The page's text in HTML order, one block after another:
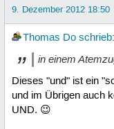
9. Dezember 2012 18:50
Thomas Do schrieb:
in einem
Dieses "und" ist ein
und im Übrigen auch
UND. 😉